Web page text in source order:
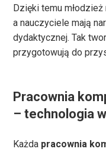
Dzięki temu
a nauczyciele mają
dydaktycznej. Tak
przygotowują do
Pracownia
– technologia
Każda pracownia